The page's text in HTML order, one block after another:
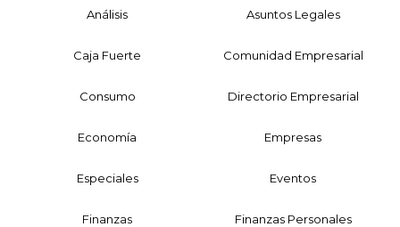
Análisis Asuntos Legales
Caja Fuerte Comunidad Empresarial
Consumo Directorio Empresarial
Economía Empresas
Especiales Eventos
Finanzas Finanzas Personales